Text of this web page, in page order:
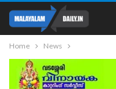
Home News